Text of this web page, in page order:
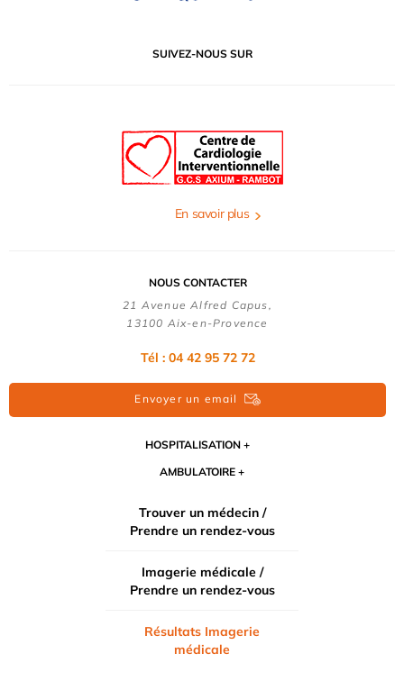
SUIVEZ-NOUS SUR
En savoir plus
NOUS CONTACTER
21 Avenue Alfred Capus,
13100 Aix-en-Provence
Tél : 04 42 95 72 72
Envoyer un email
HOSPITALISATION
AMBULATOIRE
Trouver un médecin /
Prendre un rendez-vous
Imagerie médicale /
Prendre un rendez-vous
Résultats Imagerie
médicale